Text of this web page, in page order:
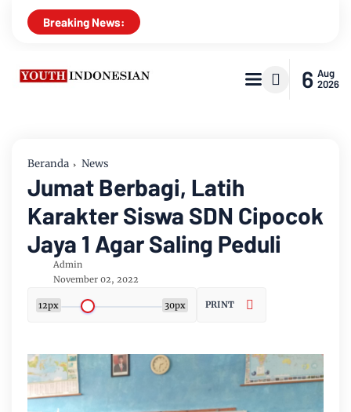
Breaking News:
6 Aug
2026
Beranda News
Jumat Berbagi, Latih
Karakter Siswa SDN Cipocok
Jaya 1 Agar Saling Peduli
Admin
November 02, 2022
12px 30px PRINT